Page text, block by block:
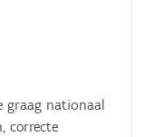
graag nationaal
correcte